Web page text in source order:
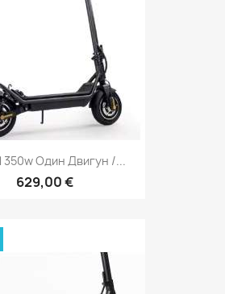
350w Один Двигун /...
629,00 €